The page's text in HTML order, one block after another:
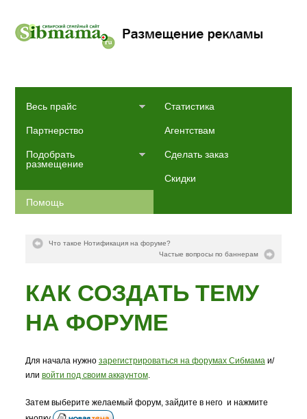
Весь прайс Статистика
Партнерство Агентствам
Подобрать
размещение
Сделать заказ
Скидки
Помощь
Что такое Нотификация на форуме?
Частые вопросы по баннерам
КАК СОЗДАТЬ ТЕМУ
НА ФОРУМЕ
Для начала нужно зарегистрироваться на форумах Сибмамаи/
или войти под своим аккаунтом.
Затем выберите желаемый форум, зайдите в него и нажмите